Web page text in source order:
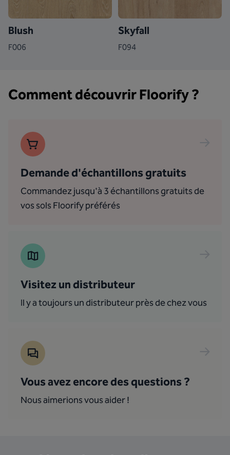
Blush
F006
Skyfall
F094
Comment découvrir Floorify ?
Demande d'échantillons gratuits
Commandez jusqu'à 3 échantillons gratuits de
vos sols Floorify préférés
Visitez un distributeur
Il y a toujours un distributeur près de chez vous
Vous avez encore des questions ?
Nous aimerions vous aider !